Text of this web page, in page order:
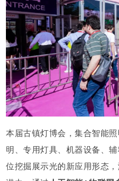
本届古镇灯博会，集合智能
明、专用灯具、机器设备、
位挖掘展示光的新应用形态